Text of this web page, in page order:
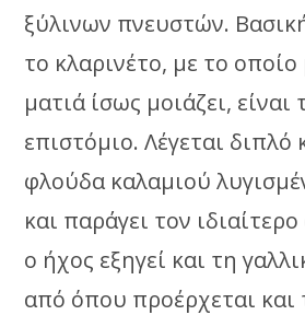
ξύλινων πνευστών.
το κλαρινέτο, με το
ματιά ίσως μοιάζει, είναι
επιστόμιο. Λέγεται διπλό
φλούδα καλαμιού
και παράγει τον
ο ήχος εξηγεί και τη
από όπου προέρχεται και